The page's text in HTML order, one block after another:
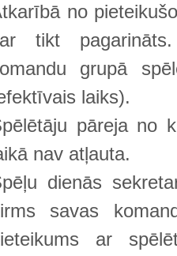
no
tikt
grupā
laiks).
pāreja no
nav atļauta.
dienās
savas
ar